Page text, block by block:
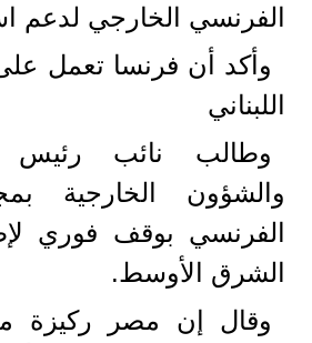
الفرنسي الخارجي لدعم
وأكد أن فرنسا تعمل
اللبناني
وطالب نائب رئيس
والشؤون الخارجية
الفرنسي بوقف فوري
الشرق الأوسط.
وقال إن مصر ركيزة